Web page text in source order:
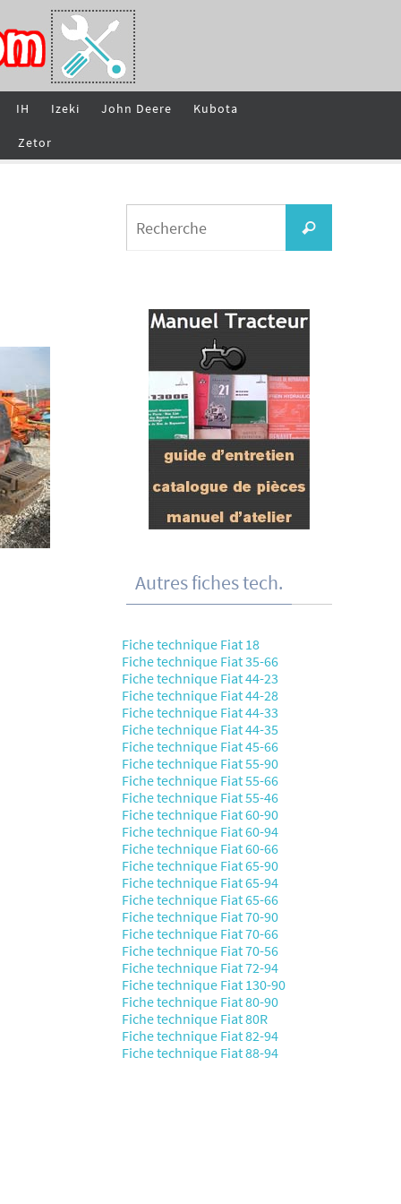
IH Izeki John Deere Kubota
Zetor
Recherche
Autres fiches tech.
Fiche technique Fiat 18
Fiche technique Fiat 35-66
Fiche technique Fiat 44-23
Fiche technique Fiat 44-28
Fiche technique Fiat 44-33
Fiche technique Fiat 44-35
Fiche technique Fiat 45-66
Fiche technique Fiat 55-90
Fiche technique Fiat 55-66
Fiche technique Fiat 55-46
Fiche technique Fiat 60-90
Fiche technique Fiat 60-94
Fiche technique Fiat 60-66
Fiche technique Fiat 65-90
Fiche technique Fiat 65-94
Fiche technique Fiat 65-66
Fiche technique Fiat 70-90
Fiche technique Fiat 70-66
Fiche technique Fiat 70-56
Fiche technique Fiat 72-94
Fiche technique Fiat 130-90
Fiche technique Fiat 80-90
Fiche technique Fiat 80R
Fiche technique Fiat 82-94
Fiche technique Fiat 88-94